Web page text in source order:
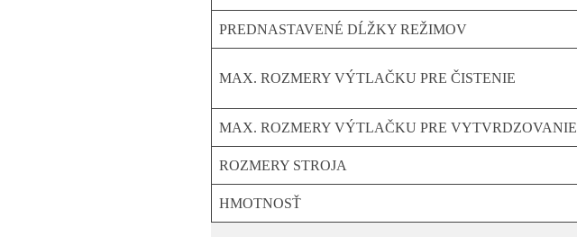
PREDNASTAVENÉ DĹŽKY REŽIMOV
MAX. ROZMERY VÝTLAČKU PRE ČISTENIE
MAX. ROZMERY VÝTLAČKU PRE VYTVRDZOVANIE
ROZMERY STROJA
HMOTNOSŤ